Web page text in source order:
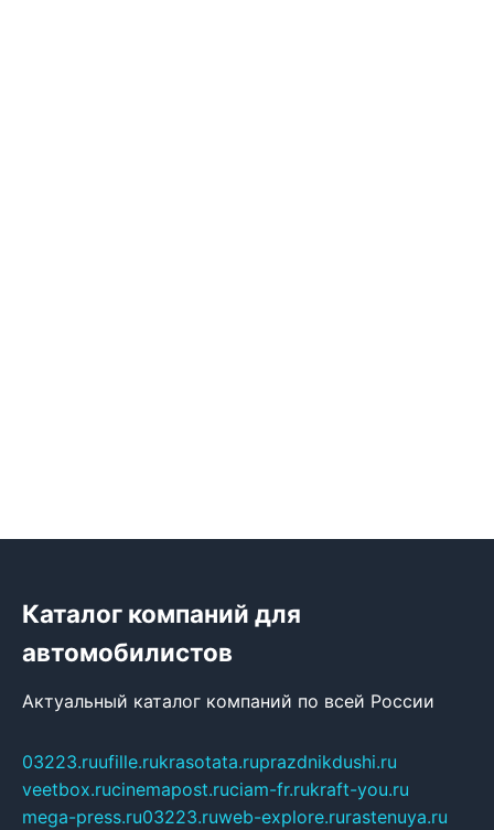
Каталог компаний для
автомобилистов
Актуальный каталог компаний по всей России
03223.ruufille.rukrasotata.ruprazdnikdushi.ru
veetbox.rucinemapost.ruciam-fr.rukraft-you.ru
mega-press.ru03223.ruweb-explore.rurastenuya.ru